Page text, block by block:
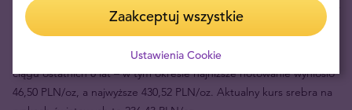
Twoje ryzyko 113,96 zł
Cena uncji srebra wyrażona w PLN uległa zmianie o 347.75% w
ciągu ostatnich 8 lat – w tym okresie najniższe notowanie wyniosło
46,50 PLN/oz, a najwyższe 430,52 PLN/oz. Aktualny kurs srebra na
Zaakceptuj wszystkie
Ustawienia Cookie